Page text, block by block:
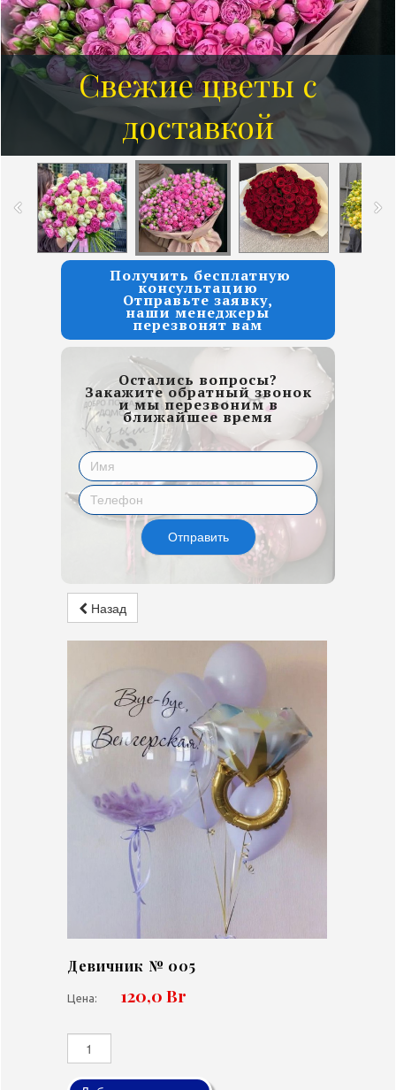
Свежие цветы с
доставкой
Получить бесплатную
консультацию
Отправьте заявку,
наши менеджеры
перезвонят вам
Остались вопросы?
Закажите обратный звонок
и мы перезвоним в
ближайшее время
Отправить
Назад
Девичник № 005
Цена: 120,0 Br